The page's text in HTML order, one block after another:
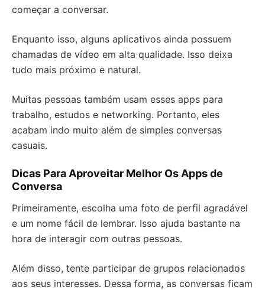
começar a conversar.
Enquanto isso, alguns aplicativos ainda possuem
chamadas de vídeo em alta qualidade. Isso deixa
tudo mais próximo e natural.
Muitas pessoas também usam esses apps para
trabalho, estudos e networking. Portanto, eles
acabam indo muito além de simples conversas
casuais.
Dicas Para Aproveitar Melhor Os Apps de
Conversa
Primeiramente, escolha uma foto de perfil agradável
e um nome fácil de lembrar. Isso ajuda bastante na
hora de interagir com outras pessoas.
Além disso, tente participar de grupos relacionados
aos seus interesses. Dessa forma, as conversas ficam